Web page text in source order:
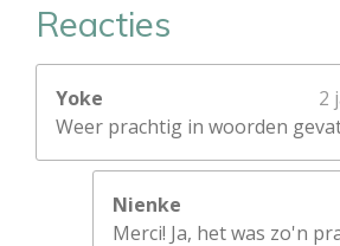
Reacties
Yoke
2
Weer prachtig in woorden
Nienke
Merci! Ja, het was zo'n